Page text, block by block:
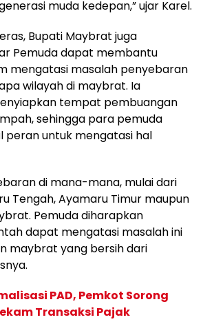
muda kedepan,” ujar Karel.
Bupati Maybrat juga
Pemuda dapat membantu
mengatasi masalah penyebaran
wilayah di maybrat. Ia
tempat pembuangan
sehingga para pemuda
untuk mengatasi hal
di mana-mana, mulai dari
Tengah, Ayamaru Timur maupun
Pemuda diharapkan
dapat mengatasi masalah ini
maybrat yang bersih dari
PAD, Pemkot Sorong
Transaksi Pajak